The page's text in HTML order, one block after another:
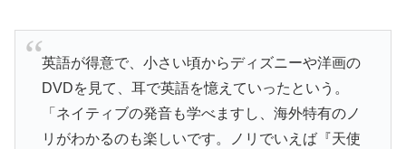
英語が得意で、小さい頃からディズニーや洋画の
DVDを見て、耳で英語を憶えていったという。
「ネイティブの発音も学べますし、海外特有のノ
リがわかるのも楽しいです。ノリでいえば『天使